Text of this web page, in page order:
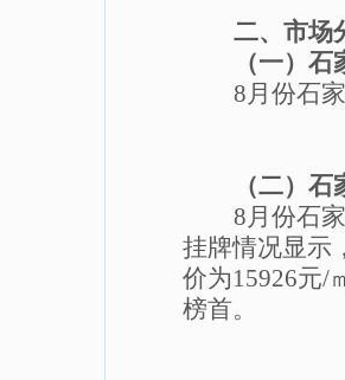
二、市场
（一）
8月份石
（二）
8月份石
挂牌情况显示
价为15926元/
榜首。